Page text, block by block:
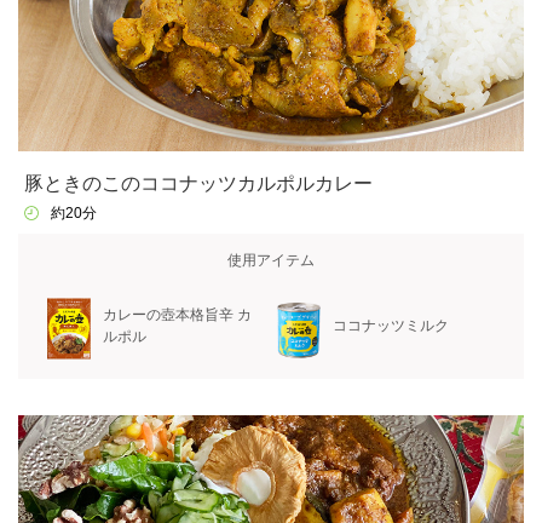
豚ときのこのココナッツカルポルカレー
約20分
使用アイテム
カレーの壺本格旨辛 カ
ルポル
ココナッツミルク